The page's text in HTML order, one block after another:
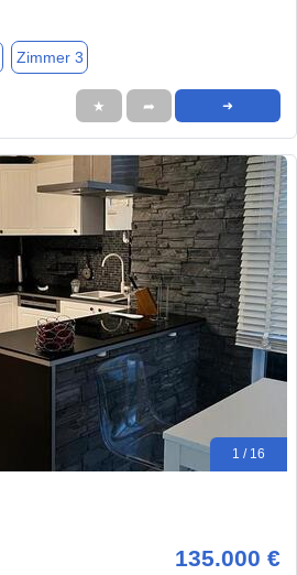
Zimmer 3
★ ➦ ➜
1 / 16
135.000 €